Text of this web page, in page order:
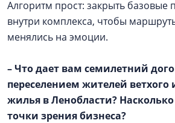
Алгоритм прост: закрыть базовые
внутри комплекса, чтобы
менялись на эмоции.
– Что дает вам семилетний
переселением жителей ветхого
жилья в Ленобласти?
точки зрения бизнеса?